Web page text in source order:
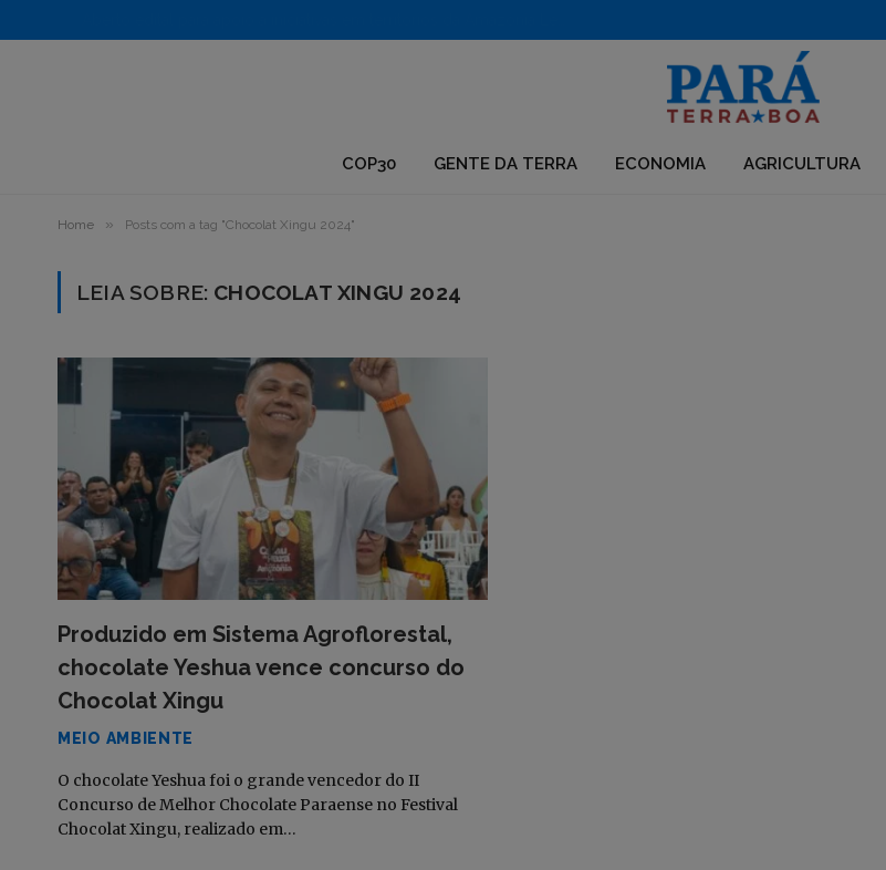
COP30 GENTE DA TERRA ECONOMIA AGRICULTURA
Home » Posts com a tag "Chocolat Xingu 2024"
LEIA SOBRE: CHOCOLAT XINGU 2024
Produzido em Sistema Agroflorestal,
chocolate Yeshua vence concurso do
Chocolat Xingu
MEIO AMBIENTE
O chocolate Yeshua foi o grande vencedor do II
Concurso de Melhor Chocolate Paraense no Festival
Chocolat Xingu, realizado em…